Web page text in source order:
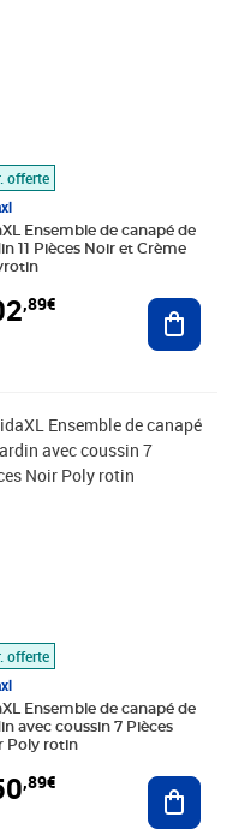
panier
offerte
Ensemble de canapé de
11 Pièces Noir et Crème
,89€
panier
offerte
Ensemble de canapé de
avec coussin 7 Pièces
Poly rotin
,89€
550,89€